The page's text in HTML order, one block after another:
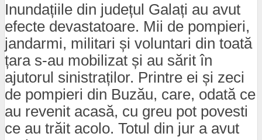
Inundațiile din județul Galați au avut
efecte devastatoare. Mii de pompieri,
jandarmi, militari și voluntari din toată
țara s-au mobilizat și au sărit în
ajutorul sinistraților. Printre ei și zeci
de pompieri din Buzău, care, odată ce
au revenit acasă, cu greu pot povesti
ce au trăit acolo. Totul din jur a avut